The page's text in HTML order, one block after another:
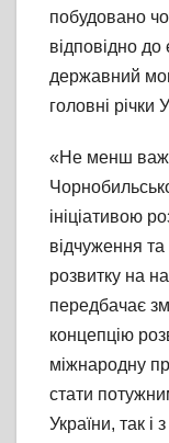
побудовано
відповідно
державний
головні річки
«Не менш
ініціативою
відчуження
розвитку на
передбачає
концепцію
міжнародну
стати
України, так і